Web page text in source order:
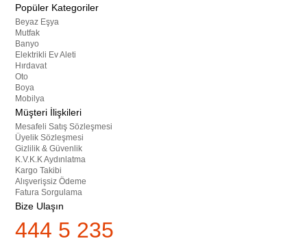
Popüler Kategoriler
Beyaz Eşya
Mutfak
Banyo
Elektrikli Ev Aleti
Hırdavat
Oto
Boya
Mobilya
Müşteri İlişkileri
Mesafeli Satış Sözleşmesi
Üyelik Sözleşmesi
Gizlilik & Güvenlik
K.V.K.K Aydınlatma
Kargo Takibi
Alışverişsiz Ödeme
Fatura Sorgulama
Bize Ulaşın
444 5 235